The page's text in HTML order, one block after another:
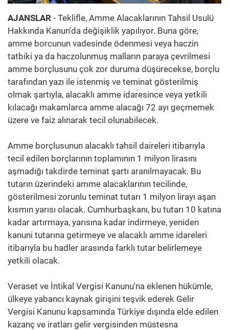
AJANSLAR - Teklifle, Amme Alacaklarının Tahsil Usulü
Hakkında Kanun'da değişiklik yapılıyor. Buna göre,
amme borcunun vadesinde ödenmesi veya haczin
tatbiki ya da haczolunmuş malların paraya çevrilmesi
amme borçlusunu çok zor duruma düşürecekse, borçlu
tarafından yazı ile istenmiş ve teminat gösterilmiş
olmak şartıyla, alacaklı amme idaresince veya yetkili
kılacağı makamlarca amme alacağı 72 ayı geçmemek
üzere ve faiz alınarak tecil olunabilecek.
Amme borçlusunun alacaklı tahsil daireleri itibarıyla
tecil edilen borçlarının toplamının 1 milyon lirasını
aşmadığı takdirde teminat şartı aranılmayacak. Bu
tutarın üzerindeki amme alacaklarının tecilinde,
gösterilmesi zorunlu teminat tutarı 1 milyon lirayı aşan
kısmın yarısı olacak. Cumhurbaşkanı, bu tutarı 10 katına
kadar artırmaya, yarısına kadar indirmeye, yeniden
kanuni tutarına getirmeye ve alacaklı amme idareleri
itibarıyla bu hadler arasında farklı tutar belirlemeye
yetkili olacak.
Veraset ve İntikal Vergisi Kanunu'na eklenen hükümle,
ülkeye yabancı kaynak girişini teşvik ederek Gelir
Vergisi Kanunu kapsamında Türkiye dışında elde edilen
kazanç ve iratları gelir vergisinden müstesna